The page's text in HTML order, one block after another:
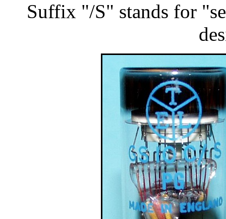
Suffix "/S" stands for